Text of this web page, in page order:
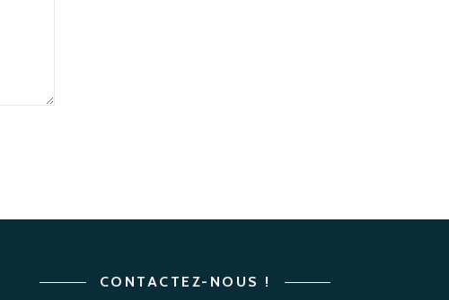
CONTACTEZ-NOUS !